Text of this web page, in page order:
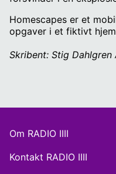
Homescapes er et
opgaver i et fiktivt
Skribent: Stig Dahlgren
Om RADIO IIII
Kontakt RADIO IIII